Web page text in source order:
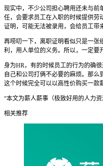
现实中，不少公司担心聘用还未与前
任，会要求员工在入职的时候提供劳
证明，可能无法被录用，会给员工带
再唠叨一下，离职证明看似只是一张
利，用人单位的义务。所以，一定要
身为HR，有的时候员工的行为的确
自己和公司打俩不必要的麻烦。那么
这个时候完全可以以高性价购买一款
“本文为薪人薪事（极致好用的人力
相关推荐